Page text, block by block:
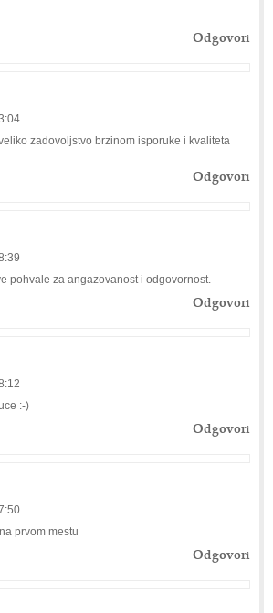
Odgovori
zadovoljstvo brzinom isporuke i kvaliteta
Odgovori
pohvale za angazovanost i odgovornost.
Odgovori
:-)
Odgovori
prvom mestu
Odgovori